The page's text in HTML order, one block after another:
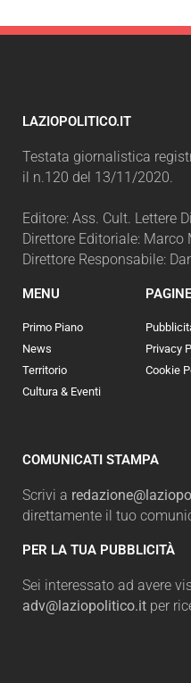
LAZIOPOLITICO.IT
Testata giornalistica
il n.120 del 13/11/2020.
Editore: Ass. Cult. Lettere
Direttore Editoriale: Marco
Direttore Responsabile:
MENU
Primo Piano
News
Territorio
Cultura & Eventi
PAGINE
Privacy
Cookie
COMUNICATI STAMPA
Scrivi a
direttamente il tuo
PER LA TUA PUBBLICITÀ
Sei interessato ad avere
adv@laziopolitico.it per